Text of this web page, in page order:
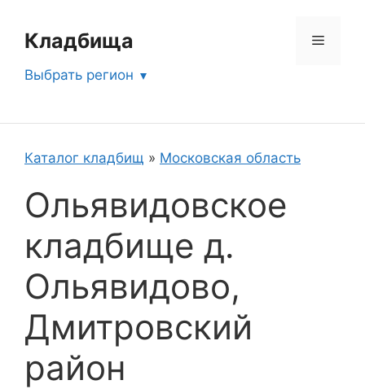
содержимому
Кладбища Меню
Выбрать регион
Каталог кладбищ » Московская область
Ольявидовское
кладбище д.
Ольявидово,
Дмитровский
район